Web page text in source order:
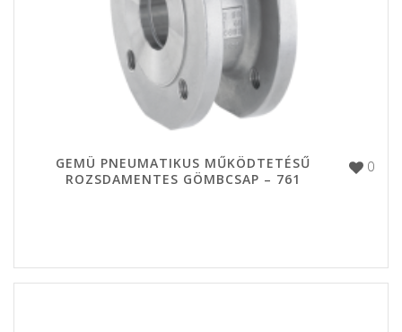
0
GEMÜ PNEUMATIKUS MŰKÖDTETÉSŰ
ROZSDAMENTES GÖMBCSAP – 761